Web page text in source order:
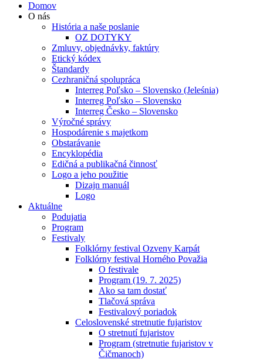
Domov
O nás
História a naše poslanie
OZ DOTYKY
Zmluvy, objednávky, faktúry
Etický kódex
Štandardy
Cezhraničná spolupráca
Interreg Poľsko – Slovensko (Jeleśnia)
Interreg Poľsko – Slovensko
Interreg Česko – Slovensko
Výročné správy
Hospodárenie s majetkom
Obstarávanie
Encyklopédia
Edičná a publikačná činnosť
Logo a jeho použitie
Dizajn manuál
Logo
Aktuálne
Podujatia
Program
Festivaly
Folklórny festival Ozveny Karpát
Folklórny festival Horného Považia
O festivale
Program (19. 7. 2025)
Ako sa tam dostať
Tlačová správa
Festivalový poriadok
Celoslovenské stretnutie fujaristov
O stretnutí fujaristov
Program (stretnutie fujaristov v
Čičmanoch)